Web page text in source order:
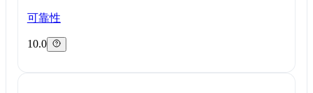
可靠性
10.0